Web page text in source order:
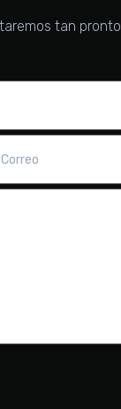
tan pronto